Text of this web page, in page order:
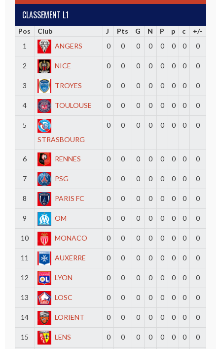
CLASSEMENT L1
Pos Club J Pts G N P p c
+/-
1
ANGERS 0 0 0 0 0 0 0 0
2 NICE 0 0 0 0 0 0 0 0
3 TROYES 0 0 0 0 0 0 0 0
4 TOULOUSE 0 0 0 0 0 0 0 0
5
STRASBOURG
0 0 0 0 0 0 0 0
6 RENNES 0 0 0 0 0 0 0 0
7 PSG 0 0 0 0 0 0 0 0
8 PARIS FC 0 0 0 0 0 0 0 0
9 OM 0 0 0 0 0 0 0 0
10 MONACO 0 0 0 0 0 0 0 0
11 AUXERRE 0 0 0 0 0 0 0 0
12 LYON 0 0 0 0 0 0 0 0
13 LOSC 0 0 0 0 0 0 0 0
14 LORIENT 0 0 0 0 0 0 0 0
15 LENS 0 0 0 0 0 0 0 0